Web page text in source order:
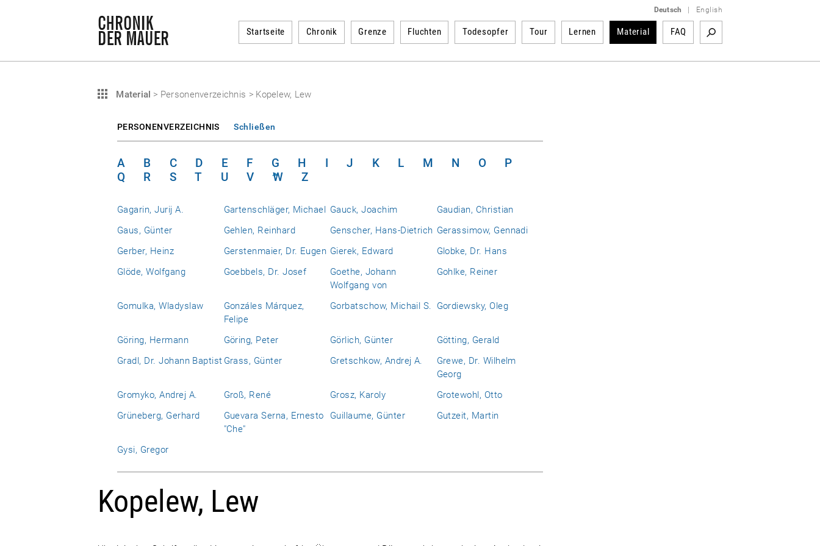
Deutsch English
Startseite Chronik Grenze Fluchten Todesopfer Tour Lernen Material FAQ
Material > Personenverzeichnis > Kopelew, Lew
PERSONENVERZEICHNIS Schließen
A B C D E F G H I J K L M N O
P
Q
R S T U V W Z
Gagarin, Jurij A. Gartenschläger, Michael Gauck, Joachim
Gaudian, Christian
Gaus, Günter
Gehlen, Reinhard Genscher, Hans-Dietrich Gerassimow, Gennadi
Gerber, Heinz
Gerstenmaier, Dr. Eugen Gierek, Edward
Globke, Dr. Hans
Glöde, Wolfgang
Goebbels, Dr. Josef
Goethe, Johann
Wolfgang von
Gohlke, Reiner
Gomulka, Wladyslaw
Gonzáles Márquez,
Felipe
Gorbatschow, Michail S. Gordiewsky, Oleg
Göring, Hermann Göring, Peter Görlich, Günter
Götting, Gerald
Gradl, Dr. Johann Baptist Grass, Günter Gretschkow, Andrej A.
Grewe, Dr. Wilhelm
Georg
Gromyko, Andrej A.
Groß, René Grosz, Karoly
Grotewohl, Otto
Grüneberg, Gerhard
Guevara Serna, Ernesto
"Che"
Guillaume, Günter Gutzeit, Martin
Gysi, Gregor
Kopelew, Lew